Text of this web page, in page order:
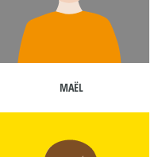
MAËL